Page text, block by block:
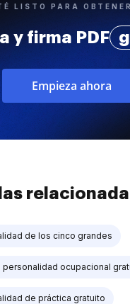
LISTO PARA
y firma PDF
Empieza ahora
de los cinco grandes
ocupacional
de práctica gratuito